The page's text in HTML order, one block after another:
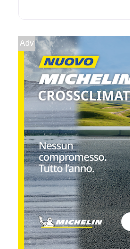
Adv